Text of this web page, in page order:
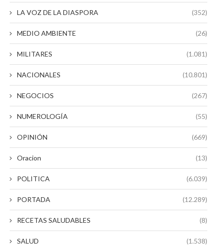
LA VOZ DE LA DIASPORA (352)
MEDIO AMBIENTE (26)
MILITARES (1.081)
NACIONALES (10.801)
NEGOCIOS (267)
NUMEROLOGÍA (55)
OPINIÓN (669)
Oracion (13)
POLITICA (6.039)
PORTADA (12.289)
RECETAS SALUDABLES (8)
SALUD (1.538)